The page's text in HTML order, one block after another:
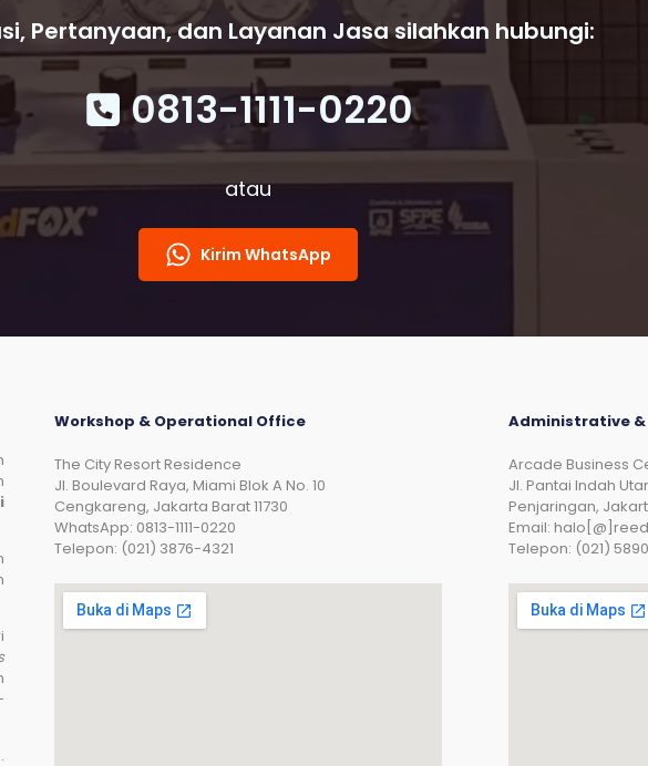
Pertanyaan, dan Layanan Jasa silahkan hubungi:
0813-1111-0220
atau
Kirim WhatsApp
Workshop & Operational Office
The City Resort Residence
Jl. Boulevard Raya, Miami Blok A No. 10
Cengkareng, Jakarta Barat 11730
WhatsApp: 0813-1111-0220
Telepon: (021) 3876-4321
Administrative
Arcade Business
JI. Pantai Indah
Penjaringan,
Email:
Telepon: (021)